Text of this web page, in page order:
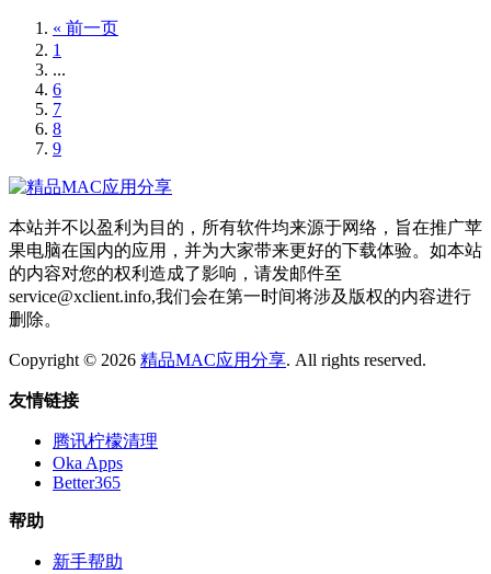
« 前一页
1
...
6
7
8
9
本站并不以盈利为目的，所有软件均来源于网络，旨在推广苹
果电脑在国内的应用，并为大家带来更好的下载体验。如本站
的内容对您的权利造成了影响，请发邮件至
service@xclient.info,我们会在第一时间将涉及版权的内容进行
删除。
Copyright © 2026 精品MAC应用分享. All rights reserved.
友情链接
腾讯柠檬清理
Oka Apps
Better365
帮助
新手帮助